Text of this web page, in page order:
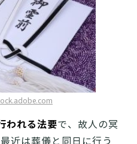
われる法要で、故人の冥
近は葬儀と同日に行う